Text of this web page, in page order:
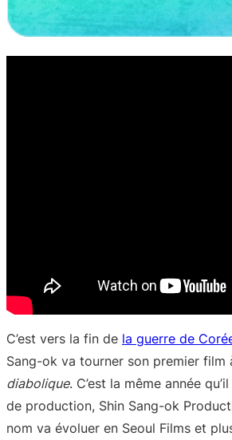
C’est vers la fin de la guerre de
Sang-ok va tourner son premier film
diabolique. C’est la même année
de production, Shin Sang-ok
nom va évoluer en Seoul Films et